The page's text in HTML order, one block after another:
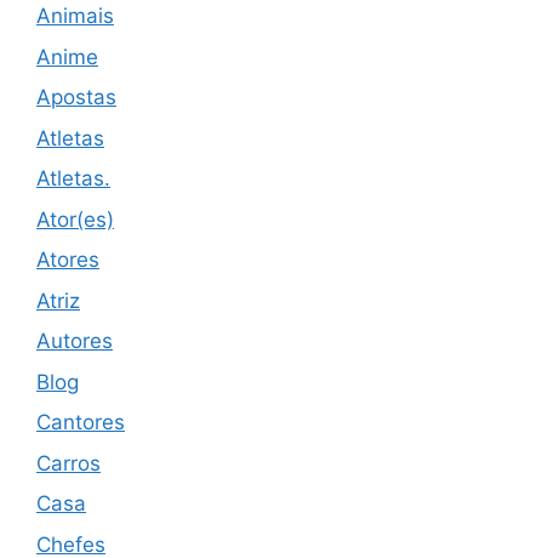
Animais
Anime
Apostas
Atletas
Atletas.
Ator(es)
Atores
Atriz
Autores
Blog
Cantores
Carros
Casa
Chefes